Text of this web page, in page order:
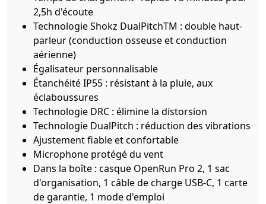
2,5h d'écoute
Technologie Shokz DualPitchTM : double haut-
parleur (conduction osseuse et conduction
aérienne)
Égalisateur personnalisable
Étanchéité IP55 : résistant à la pluie, aux
éclaboussures
Technologie DRC : élimine la distorsion
Technologie DualPitch : réduction des vibrations
Ajustement fiable et confortable
Microphone protégé du vent
Dans la boîte : casque OpenRun Pro 2, 1 sac
d'organisation, 1 câble de charge USB-C, 1 carte
de garantie, 1 mode d'emploi